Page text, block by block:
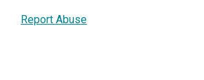
Report Abuse